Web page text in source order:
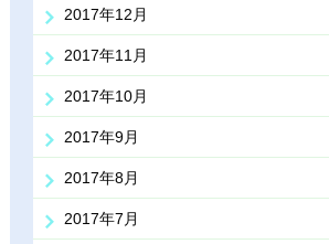
2017年12月
2017年11月
2017年10月
2017年9月
2017年8月
2017年7月